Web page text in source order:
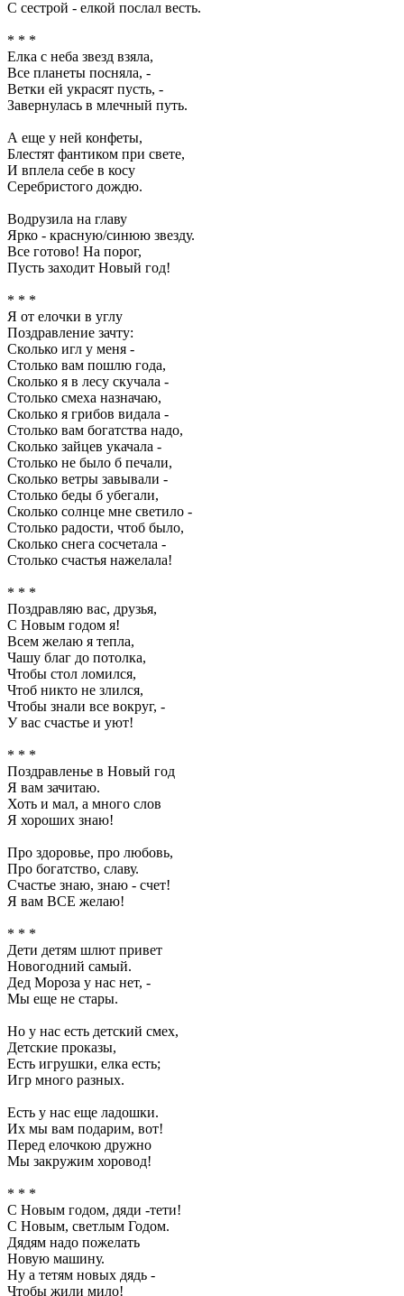
С сестрой - елкой послал весть.
* * *
Елка с неба звезд взяла,
Все планеты посняла, -
Ветки ей украсят пусть, -
Завернулась в млечный путь.
А еще у ней конфеты,
Блестят фантиком при свете,
И вплела себе в косу
Серебристого дождю.
Водрузила на главу
Ярко - красную/синюю звезду.
Все готово! На порог,
Пусть заходит Новый год!
* * *
Я от елочки в углу
Поздравление зачту:
Сколько игл у меня -
Столько вам пошлю года,
Сколько я в лесу скучала -
Столько смеха назначаю,
Сколько я грибов видала -
Столько вам богатства надо,
Сколько зайцев укачала -
Столько не было б печали,
Сколько ветры завывали -
Столько беды б убегали,
Сколько солнце мне светило -
Столько радости, чтоб было,
Сколько снега сосчетала -
Столько счастья нажелала!
* * *
Поздравляю вас, друзья,
С Новым годом я!
Всем желаю я тепла,
Чашу благ до потолка,
Чтобы стол ломился,
Чтоб никто не злился,
Чтобы знали все вокруг, -
У вас счастье и уют!
* * *
Поздравленье в Новый год
Я вам зачитаю.
Хоть и мал, а много слов
Я хороших знаю!
Про здоровье, про любовь,
Про богатство, славу.
Счастье знаю, знаю - счет!
Я вам ВСЕ желаю!
* * *
Дети детям шлют привет
Новогодний самый.
Дед Мороза у нас нет, -
Мы еще не стары.
Но у нас есть детский смех,
Детские проказы,
Есть игрушки, елка есть;
Игр много разных.
Есть у нас еще ладошки.
Их мы вам подарим, вот!
Перед елочкою дружно
Мы закружим хоровод!
* * *
С Новым годом, дяди -тети!
С Новым, светлым Годом.
Дядям надо пожелать
Новую машину.
Ну а тетям новых дядь -
Чтобы жили мило!